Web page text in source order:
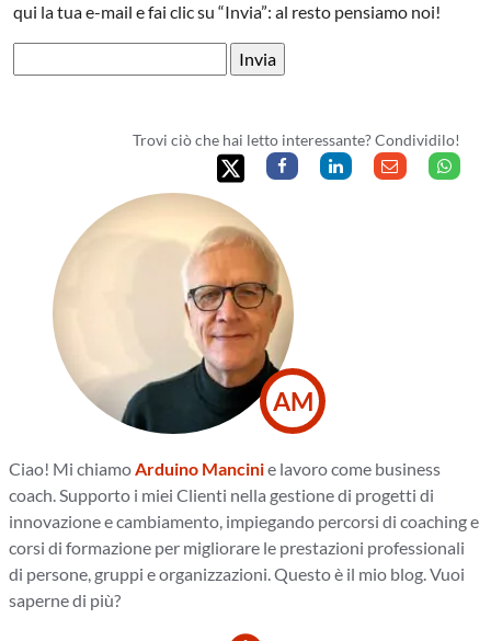
qui la tua e-mail e fai clic su “Invia”: al resto pensiamo noi!
Trovi ciò che hai letto interessante? Condividilo!
AM
Ciao! Mi chiamo Arduino Mancinie lavoro come business
coach. Supporto i miei Clienti nella gestione di progetti di
innovazione e cambiamento, impiegando percorsi di coaching e
corsi di formazione per migliorare le prestazioni professionali
di persone, gruppi e organizzazioni. Questo è il mio blog. Vuoi
saperne di più?